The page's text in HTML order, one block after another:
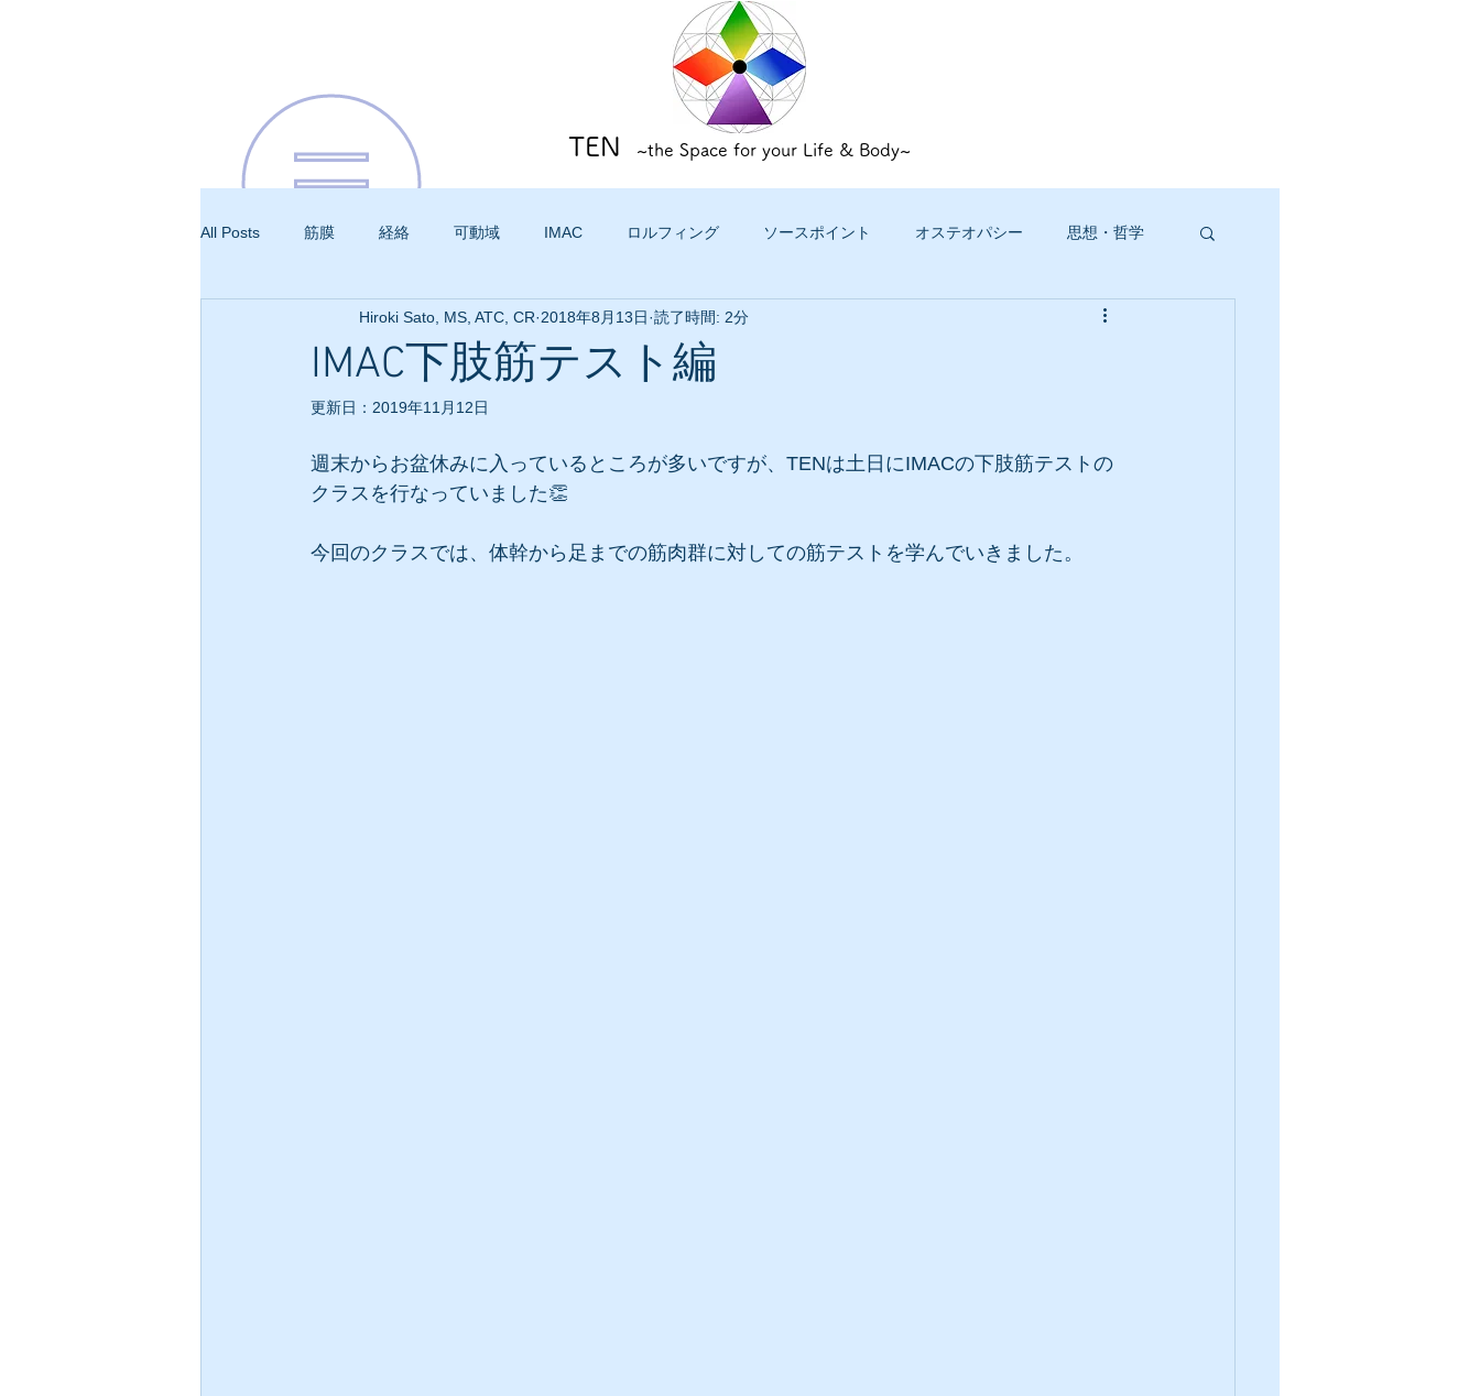
TEN ~the Space for your Life & Body~
All Posts 筋膜 経絡 可動域 IMAC ロルフィング ソースポイント オステオパシー 思想・哲学
IMAC下肢筋テスト編
Hiroki Sato, MS, ATC, CR 2018年8月13日 読了時間: 2分
更新日： 2019年11月12日
週末からお盆休みに入っているところが多いですが、TENは土日にIMACの下肢筋テストの
クラスを行なっていました👏
今回のクラスでは、体幹から足までの筋肉群に対しての筋テストを学んでいきました。